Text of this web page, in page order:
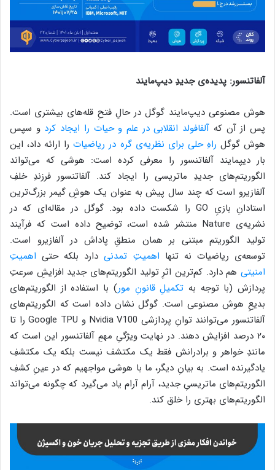
آلفاتنسور: پدیده‌ی جدیدِ دیپ‌مایند
هوش مصنوعی دیپ‌مایند گوگل در حالِ فتحِ قله‌های بیشتری است.
پس از آن که آلفافولد انقلابی در علم و حیات را ایجاد کرد و سپس
هوش گوگل ‌راهِ حلی برای نظریه‌ی گره در ریاضیاترا ارائه داد، این
بار دیپمایند آلفاتنسور را معرفی کرده است: هوشی که می‌تواند
الگوریتم‌های جدیدِ ماتریسی را ایجاد کند. آلفاتنسور فرزندِ خلفِ
آلفازیرو است که چند سال پیش به عنوان یک هوشِ گیمر بزرگ‌ترین
استادانِ بازیِ GO را شکست داده بود. گوگل در مقاله‌ای که در
نشریه‌ی Nature منتشر شده است، توضیح داده است که فرآیند
تولید الگوریتم مبتنی بر همان منطقِ پاداش در آلفازیرو است.
توسعه‌ی ریاضیات نه تنها اهمیتِ تمدنیدارد بلکه حتی اهمیتِ
امنیتی هم دارد. کم‌ترین اثرِ تولید الگوریتم‌های جدید افزایشِ سرعتِ
پردازش (با توجه به تکمیلِ قانونِ مور) با استفاده از الگوریتم‌های
بدیعِ هوش مصنوعی است. گوگل نشان داده است که الگوریتم‌های
آلفاتنسور می‌توانند توانِ پردازشی Nvidia V100 و Google TPU را تا
۲۰ درصد افزایش دهند. در نهایت ویژگیِ مهمِ آلفاتنسور این است که
مانندِ خواهر و برادرانش فقط یک مکتشف نیست بلکه یک مکتشفِ
یادگیرنده است. به بیانِ دیگر، ما با هوشی مواجهیم که در عینِ کشفِ
الگوریتم‌های ماتریسیِ جدید، آرام آرام یاد می‌گیرد که چگونه می‌تواند
الگوریتم‌های بهتری را خلق کند.